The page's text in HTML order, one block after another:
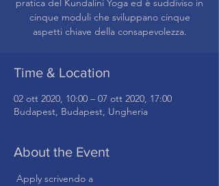
pratica del Kundalini Yoga ed è suddiviso in
cinque moduli che sviluppano cinque
Time & Location
02 ott 2020, 10:00 – 07 ott 2020, 17:00
Budapest, Budapest, Ungheria
About the Event
Apply scrivendo a